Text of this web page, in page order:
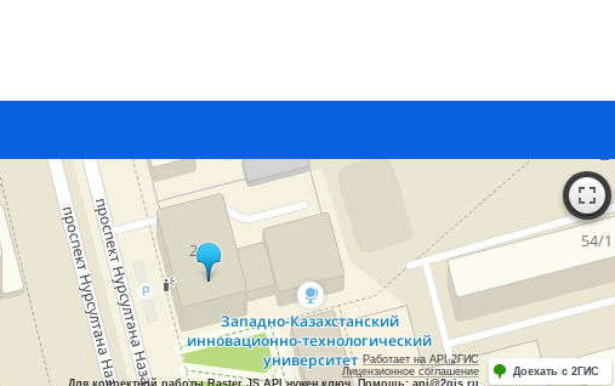
Работает на API 2ГИС
Лицензионное соглашение
Для корректной работы Raster JS API нужен ключ. Помощь: api@2gis.ru
Доехать с 2ГИС